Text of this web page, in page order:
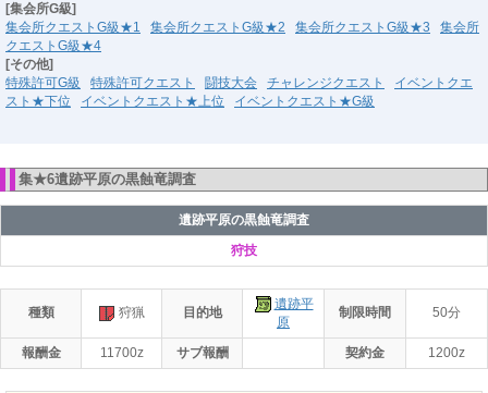
[集会所G級]
集会所クエストG級★1
集会所クエストG級★2 集会所クエストG級★3
集会所
クエストG級★4
[その他]
特殊許可G級
特殊許可クエスト 闘技大会 チャレンジクエスト
イベントクエ
スト★下位
イベントクエスト★上位 イベントクエスト★G級
集★6遺跡平原の黒蝕竜調査
遺跡平原の黒蝕竜調査
狩技
種類 狩猟 目的地
遺跡平
原
制限時間 50分
報酬金 11700z サブ報酬 契約金 1200z